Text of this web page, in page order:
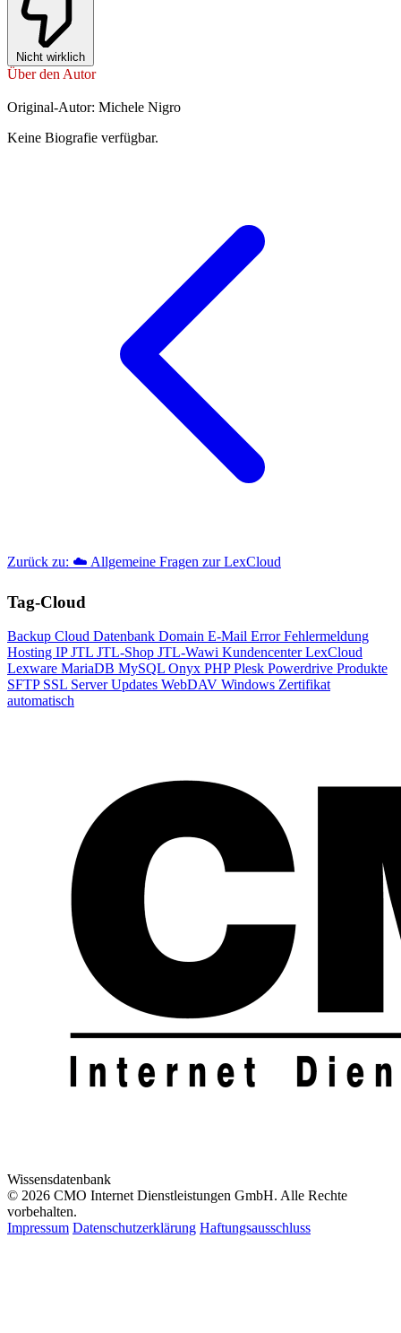
Nicht wirklich
Über den Autor
Original-Autor: Michele Nigro
Keine Biografie verfügbar.
Zurück zu: ☁️ Allgemeine Fragen zur LexCloud
Tag-Cloud
Backup Cloud Datenbank Domain E-Mail ErrorFehlermeldung
Hosting IPJTL JTL-Shop JTL-Wawi KundencenterLexCloud
Lexware MariaDB MySQL Onyx PHPPlesk Powerdrive Produkte
SFTP SSL ServerUpdates WebDAV Windows Zertifikat
automatisch
Wissensdatenbank
© 2026 CMO Internet Dienstleistungen GmbH. Alle Rechte
vorbehalten.
Impressum Datenschutzerklärung Haftungsausschluss